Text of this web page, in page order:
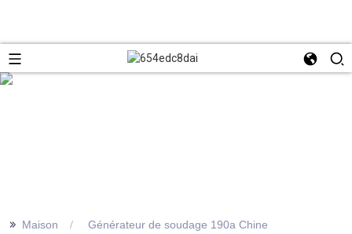
>> Maison Générateur de soudage 190a Chine